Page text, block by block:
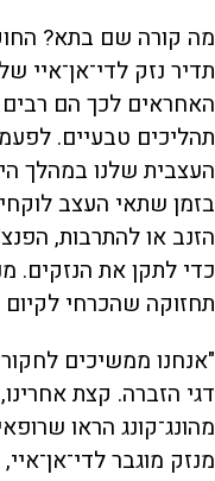
מה קורה שם בתא?
תדיר נזק לדי־אן־איי
האחראים לכך הם רבים
תהליכים טבעיים.
העצבית שלנו במהלך
בזמן שתאי העצב
הזנב או להתרבות,
כדי לתקן את הנזקים.
תחזוקה שהכרחי לקיום
"אנחנו ממשיכים
דגי הזברה. קצת
מהונג־קונג הראו
מנזק מוגבר